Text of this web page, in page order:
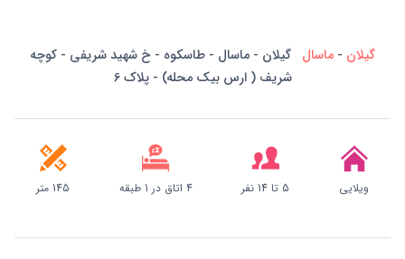
گیلان- ماسالگیلان - ماسال - طاسکوه - خ شهید شریفی - کوچه
شریف ( ارس بیک محله) - پلاک 6
ویلایی 5 تا 14 نفر 4 اتاق در 1 طبقه 145 متر